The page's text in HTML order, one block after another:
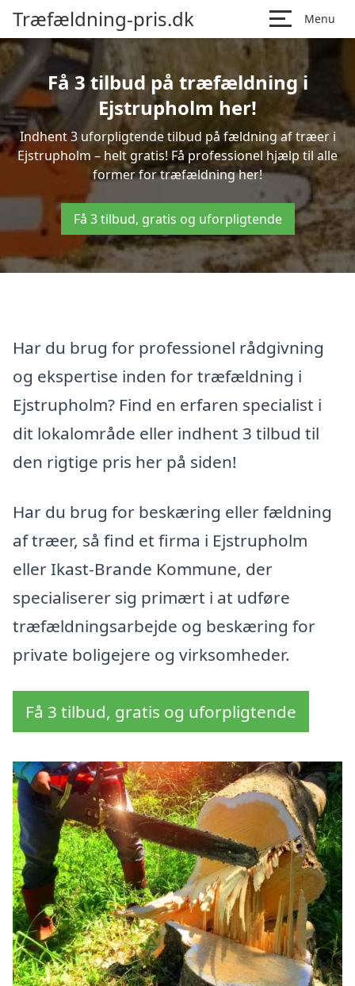
Træfældning-pris.dk Menu
Få 3 tilbud på træfældning i
Ejstrupholm her!
Indhent 3 uforpligtende tilbud på fældning af træer i
Ejstrupholm – helt gratis! Få professionel hjælp til alle
former for træfældning her!
Få 3 tilbud, gratis og uforpligtende
Har du brug for professionel rådgivning
og ekspertise inden for træfældning i
Ejstrupholm? Find en erfaren specialist i
dit lokalområde eller indhent 3 tilbud til
den rigtige pris her på siden!
Har du brug for beskæring eller fældning
af træer, så find et firma i Ejstrupholm
eller Ikast-Brande Kommune, der
specialiserer sig primært i at udføre
træfældningsarbejde og beskæring for
private boligejere og virksomheder.
Få 3 tilbud, gratis og uforpligtende